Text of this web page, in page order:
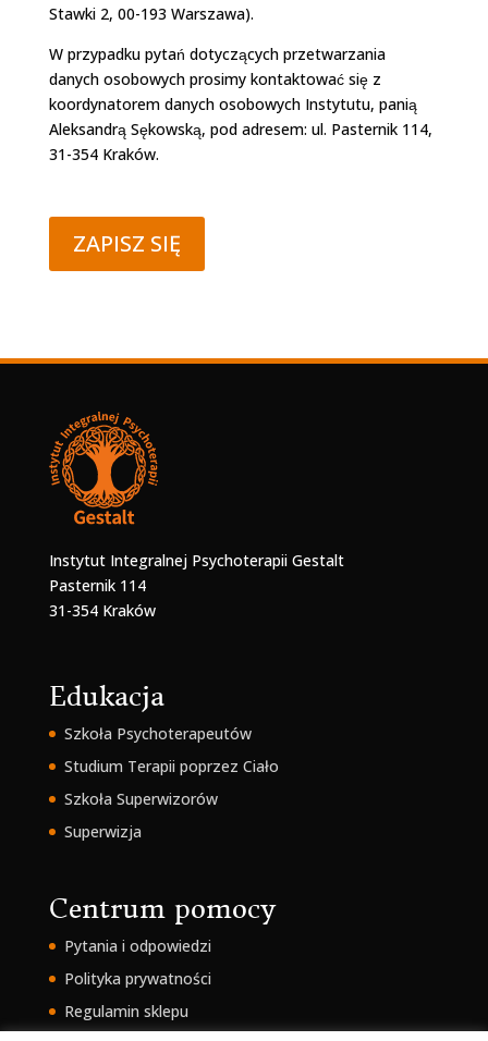
Stawki 2, 00-193 Warszawa).
W przypadku pytań dotyczących przetwarzania
danych osobowych prosimy kontaktować się z
koordynatorem danych osobowych Instytutu, panią
Aleksandrą Sękowską, pod adresem: ul. Pasternik 114,
31-354 Kraków.
ZAPISZ SIĘ
Instytut Integralnej Psychoterapii Gestalt
Pasternik 114
31-354 Kraków
Edukacja
Szkoła Psychoterapeutów
Studium Terapii poprzez Ciało
Szkoła Superwizorów
Superwizja
Centrum pomocy
Pytania i odpowiedzi
Polityka prywatności
Regulamin sklepu